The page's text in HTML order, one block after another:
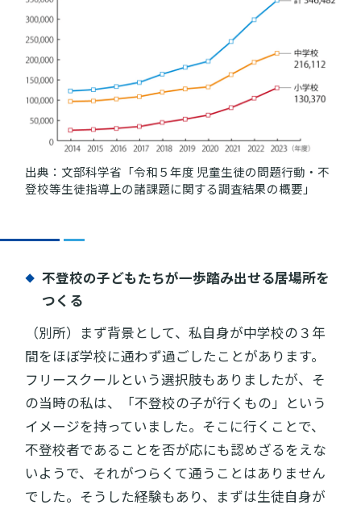
出典：文部科学省「令和５年度 児童生徒の問題行動・不
登校等生徒指導上の諸課題に関する調査結果の概要」
不登校の子どもたちが一歩踏み出せる居場所を
つくる
（別所）まず背景として、私自身が中学校の３年
間をほぼ学校に通わず過ごしたことがあります。
フリースクールという選択肢もありましたが、そ
の当時の私は、「不登校の子が行くもの」という
イメージを持っていました。そこに行くことで、
不登校者であることを否が応にも認めざるをえな
いようで、それがつらくて通うことはありません
でした。そうした経験もあり、まずは生徒自身が